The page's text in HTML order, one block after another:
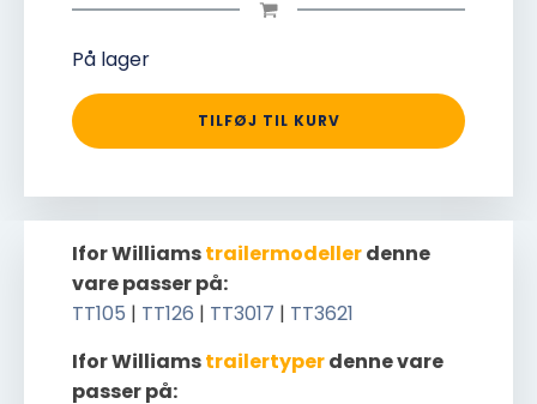
På lager
TILFØJ TIL KURV
Ifor Williamstrailertyperdenne vare
passer på:
Ifor Williamstrailermodellerdenne
vare passer på:
TT105 | TT126 | TT3017 | TT3621